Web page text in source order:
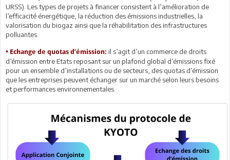
URSS). Les types de projets à financer consistent à l’amélioration de
l’efficacité énergétique, la réduction des émissions industrielles, la
valorisation du biogaz ainsi que la réhabilitation des infrastructures
polluantes.
• Echange de quotas d’émission: il s’agit d’un commerce de droits
d’émission entre Etats reposant sur un plafond global d’émissions fixé
pour un ensemble d’installations ou de secteurs, des quotas d’émission
que les entreprises peuvent échanger sur un marché selon leurs besoins
et performances environnementales.